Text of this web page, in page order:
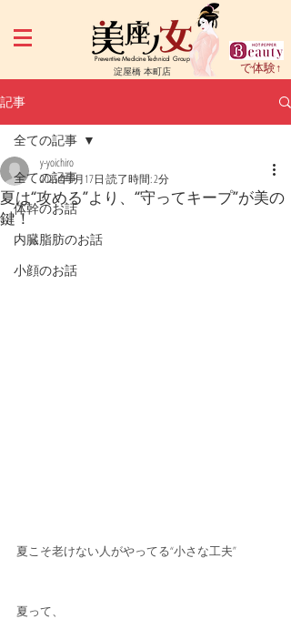
Preventive Medicine Technical Group
淀屋橋 本町店 で体験↑
記事
全ての記事
体幹のお話
内臓脂肪のお話
小顔のお話
全ての記事
夏は“攻める”より、“守ってキープ”が美の
鍵！
y-yoichiro
2025年6月17日 読了時間: 2分
夏こそ老けない人がやってる“小さな工夫”
夏って、